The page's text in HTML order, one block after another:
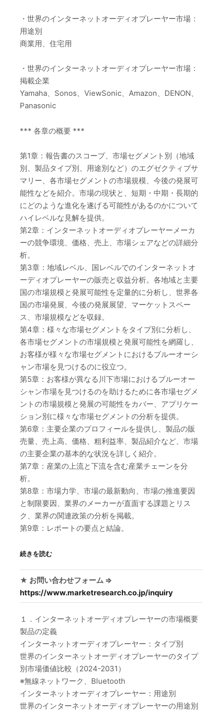
・世界のインターネットオーディオプレーヤー市場：
用途別
商業用、住宅用
・世界のインターネットオーディオプレーヤー市場：
掲載企業
Yamaha、Sonos、ViewSonic、Amazon、DENON、
Panasonic
*** 各章の概要 ***
第1章：報告書のスコープ、市場セグメント別（地域
別、製品タイプ別、用途別など）のエグゼクティブサ
マリー、各市場セグメントの市場規模、今後の発展可
能性などを紹介。市場の現状と、短期・中期・長期的
にどのような進化を遂げる可能性があるのかについて
ハイレベルな見解を提供。
第2章：インターネットオーディオプレーヤーメーカ
ーの競争環境、価格、売上、市場シェアなどの詳細分
析。
第3章：地域レベル、国レベルでのインターネットオ
ーディオプレーヤーの販売と収益分析。各地域と主要
国の市場規模と発展可能性を定量的に分析し、世界各
国の市場発展、今後の発展展望、マーケットスペー
ス、市場規模などを収録。
第4章：様々な市場セグメントをタイプ別に分析し、
各市場セグメントの市場規模と発展可能性を網羅し、
お客様が様々な市場セグメントにおけるブルーオーシ
ャン市場を見つけるのに役立つ。
第5章：お客様が異なる川下市場におけるブルーオー
シャン市場を見つけるのを助けるために各市場セグメ
ントの市場規模と発展の可能性をカバー、アプリケー
ション別に様々な市場セグメントの分析を提供。
第6章：主要企業のプロフィールを提供し、製品の販
売量、売上高、価格、粗利益率、製品紹介など、市場
の主要企業の基本的な状況を詳しく紹介。
第7章：産業の上流と下流を含む産業チェーンを分
析。
第8章：市場力学、市場の最新動向、市場の推進要因
と制限要因、業界のメーカーが直面する課題とリス
ク、業界の関連政策の分析を掲載。
第9章：レポートの要点と結論。
続きを読む
★ お問い合わせフォーム ⇒
https://www.marketresearch.co.jp/inquiry
１．インターネットオーディオプレーヤーの市場概要
製品の定義
インターネットオーディオプレーヤー：タイプ別
世界のインターネットオーディオプレーヤーのタイプ
別市場価値比較（2024-2031）
※無線ネットワーク、Bluetooth
インターネットオーディオプレーヤー：用途別
世界のインターネットオーディオプレーヤーの用途別